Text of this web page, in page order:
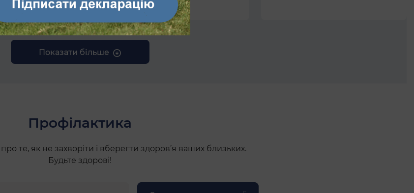
Показати більше
Профілактика
те, як не захворіти і вберегти здоров’я ваших близьких.
Будьте здорові!